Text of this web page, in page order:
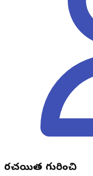
రచయిత గురించి